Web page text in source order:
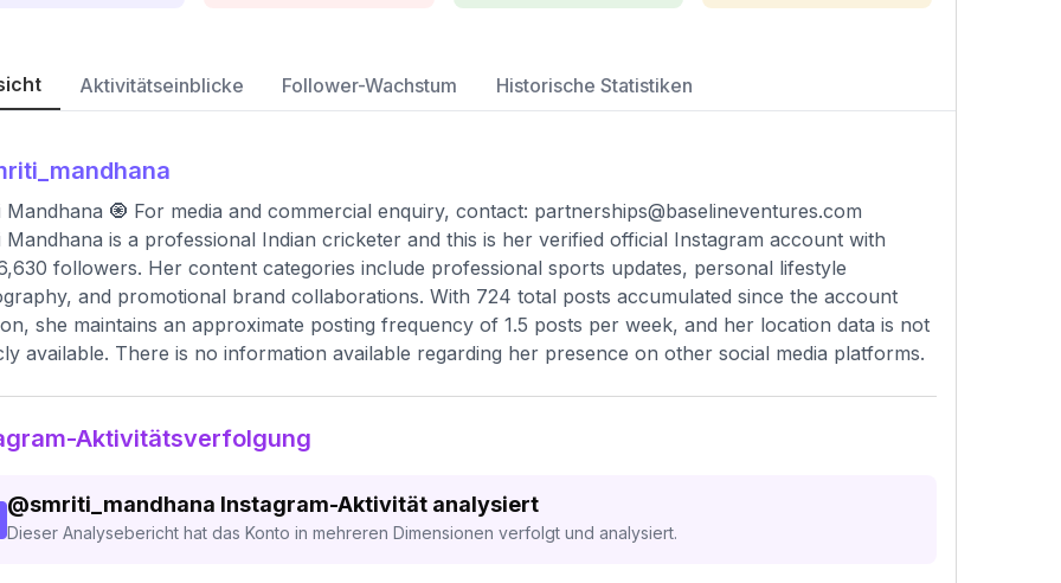
Aktivitätseinblicke Follower-Wachstum Historische Statistiken
Mandhana 🧿 For media and commercial enquiry, contact: partnerships@baselineventures.com
Mandhana is a professional Indian cricketer and this is her verified official Instagram account with
followers. Her content categories include professional sports updates, personal lifestyle
and promotional brand collaborations. With 724 total posts accumulated since the account
she maintains an approximate posting frequency of 1.5 posts per week, and her location data is not
available. There is no information available regarding her presence on other social media platforms.
Aktivitätsverfolgung
@smriti_mandhana Instagram-Aktivität analysiert
Dieser Analysebericht hat das Konto in mehreren Dimensionen verfolgt und analysiert.